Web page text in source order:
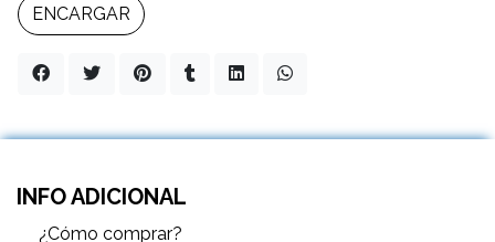
ENCARGAR
INFO ADICIONAL
¿Cómo comprar?